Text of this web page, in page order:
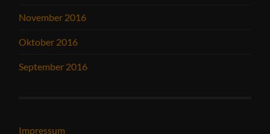
November 2016
Oktober 2016
September 2016
Impressum